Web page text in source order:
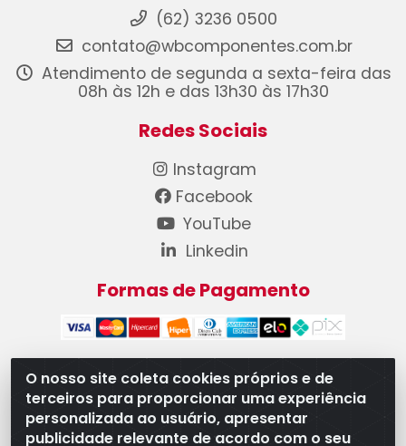
O nosso site coleta cookies próprios e de
terceiros para proporcionar uma experiência
personalizada ao usuário, apresentar
publicidade relevante de acordo com o seu
(62) 3236 0500
contato@wbcomponentes.com.br
Atendimento de segunda a sexta-feira das
08h às 12h e das 13h30 às 17h30
Redes Sociais
Instagram
Facebook
YouTube
Linkedin
Formas de Pagamento
WB Componentes Automotivos LTDA - CNPJ
08.528.393/0001-12 - Rua do Níquel, 667 - Parque
Oeste Industrial, Goiânia/GO - CEP 74375-660